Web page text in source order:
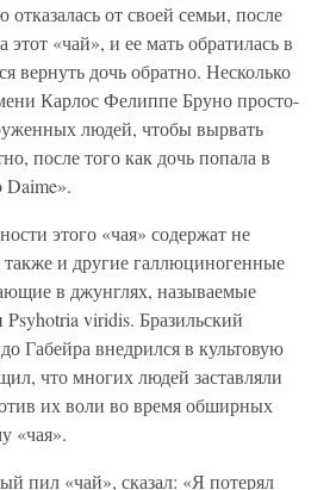
от своей семьи, после
этот «чай», и ее мать обратилась в
вернуть дочь обратно. Несколько
Карлос Фелиппе Бруно просто-
людей, чтобы вырвать
после того как дочь попала в
Daime».
этого «чая» содержат не
также и другие галлюциногенные
в джунглях, называемые
Psyhotria viridis. Бразильский
Габейра внедрился в культовую
что многих людей заставляли
их воли во время обширных
«чая».
пил «чай», сказал: «Я потерял